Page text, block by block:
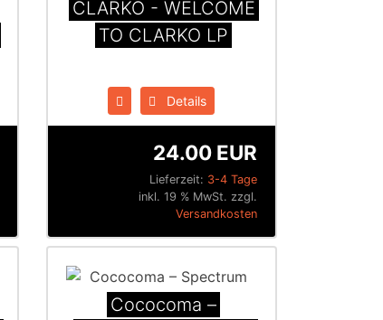
CLARKO - WELCOME
TO CLARKO LP
Details
Lieferzeit: 3-4 Tage
24.00 EUR
inkl. 19 % MwSt. zzgl.
Versandkosten
Cococoma ‎–